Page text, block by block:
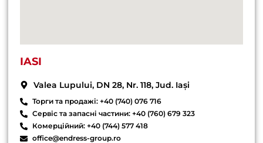
IASI
Valea Lupului, DN 28, Nr. 118, Jud. Iași
Торги та продажі: +40 (740) 076 716
Сервіс та запасні частини: +40 (760) 679 323
Комерційний: +40 (744) 577 418
office@endress-group.ro